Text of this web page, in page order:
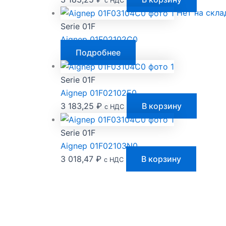
Нет на
Serie 01F
Aignep 01F02102C0
Подробнее
Serie 01F
Aignep 01F02102E0
3 183,25 ₽ с НДС В корзину
Serie 01F
Aignep 01F02103N0
3 018,47 ₽ с НДС В корзину